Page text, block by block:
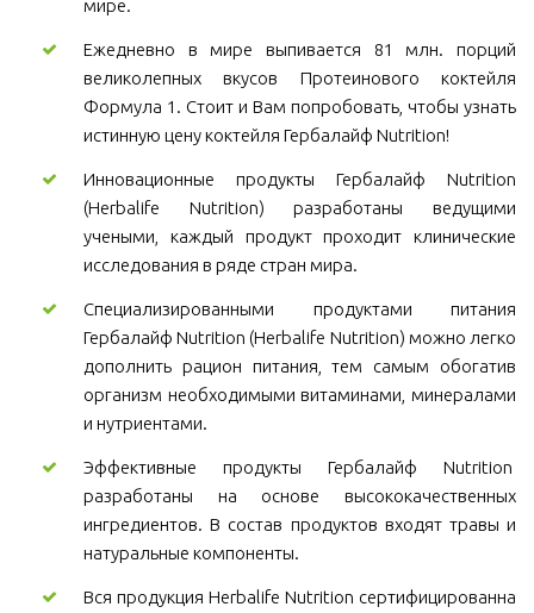
мире.
Ежедневно в мире выпивается 81 млн. порций
великолепных вкусов Протеинового коктейля
Формула 1. Стоит и Вам попробовать, чтобы узнать
истинную цену коктейля Гербалайф Nutrition!
Инновационные продукты Гербалайф Nutrition
(Herbalife Nutrition) разработаны ведущими
учеными, каждый продукт проходит клинические
исследования в ряде стран мира.
Специализированными продуктами питания
Гербалайф Nutrition (Herbalife Nutrition) можно легко
дополнить рацион питания, тем самым обогатив
организм необходимыми витаминами, минералами
и нутриентами.
Эффективные продукты Гербалайф Nutrition
разработаны на основе высококачественных
ингредиентов. В состав продуктов входят травы и
натуральные компоненты.
Вся продукция Herbalife Nutrition сертифицированна